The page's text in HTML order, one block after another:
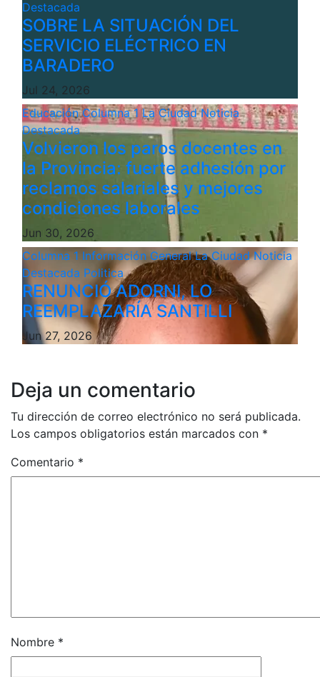
Destacada
SOBRE LA SITUACIÓN DEL
SERVICIO ELÉCTRICO EN
BARADERO
Jul 24, 2026
EducaciónColumna 1 La CiudadNoticia
Destacada
Volvieron los paros docentes en
la Provincia: fuerte adhesión por
reclamos salariales y mejores
condiciones laborales
Jun 30, 2026
Columna 1 Información GeneralLa CiudadNoticia
Destacada Politica
RENUNCIÓ ADORNI, LO
REEMPLAZARÍA SANTILLI
Jun 27, 2026
Deja un comentario
Tu dirección de correo electrónico no será publicada.
Los campos obligatorios están marcados con *
Comentario *
Nombre *